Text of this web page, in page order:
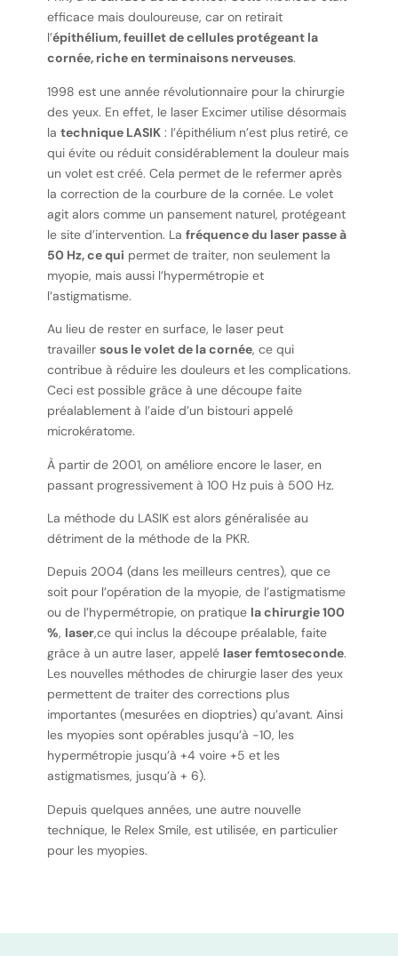
efficace mais douloureuse, car on retirait
l’épithélium, feuillet de cellules protégeant la
cornée, riche en terminaisons nerveuses.
1998 est une année révolutionnaire pour la chirurgie
des yeux. En effet, le laser Excimer utilise désormais
la technique LASIK: l’épithélium n’est plus retiré, ce
qui évite ou réduit considérablement la douleur mais
un volet est créé. Cela permet de le refermer après
la correction de la courbure de la cornée. Le volet
agit alors comme un pansement naturel, protégeant
le site d’intervention. La fréquence du laser passe à
50 Hz, ce qui permet de traiter, non seulement la
myopie, mais aussi l’hypermétropie et
l’astigmatisme.
Au lieu de rester en surface, le laser peut
travailler sous le volet de la cornée, ce qui
contribue à réduire les douleurs et les complications.
Ceci est possible grâce à une découpe faite
préalablement à l’aide d’un bistouri appelé
microkératome.
À partir de 2001, on améliore encore le laser, en
passant progressivement à 100 Hz puis à 500 Hz.
La méthode du LASIK est alors généralisée au
détriment de la méthode de la PKR.
Depuis 2004 (dans les meilleurs centres), que ce
soit pour l’opération de la myopie, de l’astigmatisme
ou de l’hypermétropie, on pratique la chirurgie 100
%, laser,ce qui inclus la découpe préalable, faite
grâce à un autre laser, appelé laser femtoseconde.
Les nouvelles méthodes de chirurgie laser des yeux
permettent de traiter des corrections plus
importantes (mesurées en dioptries) qu’avant. Ainsi
les myopies sont opérables jusqu’à -10, les
hypermétropie jusqu’à +4 voire +5 et les
astigmatismes, jusqu’à + 6).
Depuis quelques années, une autre nouvelle
technique, le Relex Smile, est utilisée, en particulier
pour les myopies.